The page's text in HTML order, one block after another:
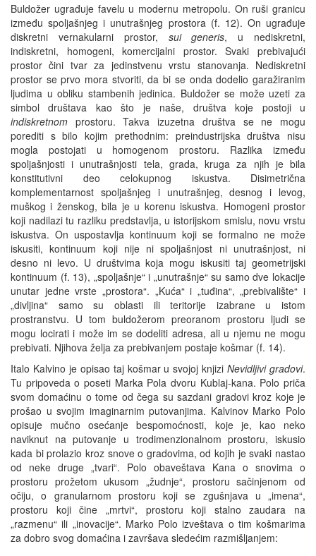
Buldožer ugrađuje favelu u modernu metropolu. On ruši granicu
između spoljašnjeg i unutrašnjeg prostora (f. 12). On ugrađuje
diskretni vernakularni prostor, sui generis, u nediskretni,
indiskretni, homogeni, komercijalni prostor. Svaki prebivajući
prostor čini tvar za jedinstvenu vrstu stanovanja. Nediskretni
prostor se prvo mora stvoriti, da bi se onda dodelio garažiranim
ljudima u obliku stambenih jedinica. Buldožer se može uzeti za
simbol društava kao što je naše, društva koje postoji u
indiskretnom prostoru. Takva izuzetna društva se ne mogu
porediti s bilo kojim prethodnim: preindustrijska društva nisu
mogla postojati u homogenom prostoru. Razlika između
spoljašnjosti i unutrašnjosti tela, grada, kruga za njih je bila
konstitutivni deo celokupnog iskustva. Disimetrična
komplementarnost spoljašnjeg i unutrašnjeg, desnog i levog,
muškog i ženskog, bila je u korenu iskustva. Homogeni prostor
koji nadilazi tu razliku predstavlja, u istorijskom smislu, novu vrstu
iskustva. On uspostavlja kontinuum koji se formalno ne može
iskusiti, kontinuum koji nije ni spoljašnjost ni unutrašnjost, ni
desno ni levo. U društvima koja mogu iskusiti taj geometrijski
kontinuum (f. 13), „spoljašnje“ i „unutrašnje“ su samo dve lokacije
unutar jedne vrste „prostora“. „Kuća“ i „tuđina“, „prebivalište“ i
„divljina“ samo su oblasti ili teritorije izabrane u istom
prostranstvu. U tom buldožerom preoranom prostoru ljudi se
mogu locirati i može im se dodeliti adresa, ali u njemu ne mogu
prebivati. Njihova želja za prebivanjem postaje košmar (f. 14).
Italo Kalvino je opisao taj košmar u svojoj knjiziNevidljivi gradovi.
Tu pripoveda o poseti Marka Pola dvoru Kublaj-kana. Polo priča
svom domaćinu o tome od čega su sazdani gradovi kroz koje je
prošao u svojim imaginarnim putovanjima. Kalvinov Marko Polo
opisuje mučno osećanje bespomoćnosti, koje je, kao neko
naviknut na putovanje u trodimenzionalnom prostoru, iskusio
kada bi prolazio kroz snove o gradovima, od kojih je svaki nastao
od neke druge „tvari“. Polo obaveštava Kana o snovima o
prostoru prožetom ukusom „žudnje“, prostoru sačinjenom od
očiju, o granularnom prostoru koji se zgušnjava u „imena“,
prostoru koji čine „mrtvi“, prostoru koji stalno zaudara na
„razmenu“ ili „inovacije“. Marko Polo izveštava o tim košmarima
za dobro svog domaćina i završava sledećim razmišljanjem: